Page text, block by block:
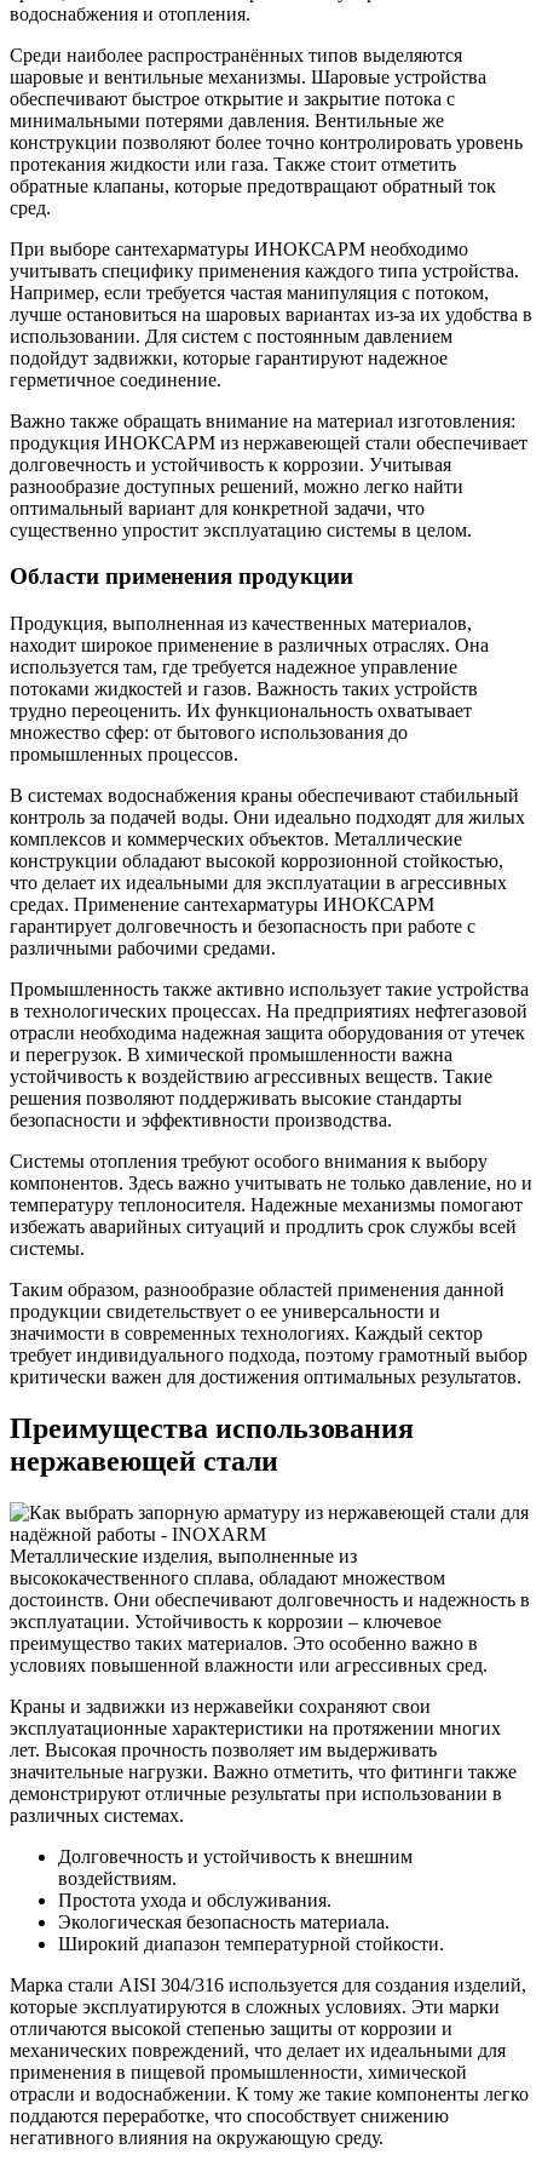
водоснабжения и отопления.
Среди наиболее распространённых типов выделяются
шаровые и вентильные механизмы. Шаровые устройства
обеспечивают быстрое открытие и закрытие потока с
минимальными потерями давления. Вентильные же
конструкции позволяют более точно контролировать уровень
протекания жидкости или газа. Также стоит отметить
обратные клапаны, которые предотвращают обратный ток
сред.
При выборе сантехарматуры ИНОКСАРМ необходимо
учитывать специфику применения каждого типа устройства.
Например, если требуется частая манипуляция с потоком,
лучше остановиться на шаровых вариантах из-за их удобства в
использовании. Для систем с постоянным давлением
подойдут задвижки, которые гарантируют надежное
герметичное соединение.
Важно также обращать внимание на материал изготовления:
продукция ИНОКСАРМ из нержавеющей стали обеспечивает
долговечность и устойчивость к коррозии. Учитывая
разнообразие доступных решений, можно легко найти
оптимальный вариант для конкретной задачи, что
существенно упростит эксплуатацию системы в целом.
Области применения продукции
Продукция, выполненная из качественных материалов,
находит широкое применение в различных отраслях. Она
используется там, где требуется надежное управление
потоками жидкостей и газов. Важность таких устройств
трудно переоценить. Их функциональность охватывает
множество сфер: от бытового использования до
промышленных процессов.
В системах водоснабжения краны обеспечивают стабильный
контроль за подачей воды. Они идеально подходят для жилых
комплексов и коммерческих объектов. Металлические
конструкции обладают высокой коррозионной стойкостью,
что делает их идеальными для эксплуатации в агрессивных
средах. Применение сантехарматуры ИНОКСАРМ
гарантирует долговечность и безопасность при работе с
различными рабочими средами.
Промышленность также активно использует такие устройства
в технологических процессах. На предприятиях нефтегазовой
отрасли необходима надежная защита оборудования от утечек
и перегрузок. В химической промышленности важна
устойчивость к воздействию агрессивных веществ. Такие
решения позволяют поддерживать высокие стандарты
безопасности и эффективности производства.
Системы отопления требуют особого внимания к выбору
компонентов. Здесь важно учитывать не только давление, но и
температуру теплоносителя. Надежные механизмы помогают
избежать аварийных ситуаций и продлить срок службы всей
системы.
Таким образом, разнообразие областей применения данной
продукции свидетельствует о ее универсальности и
значимости в современных технологиях. Каждый сектор
требует индивидуального подхода, поэтому грамотный выбор
критически важен для достижения оптимальных результатов.
Преимущества использования
нержавеющей стали
Металлические изделия, выполненные из
высококачественного сплава, обладают множеством
достоинств. Они обеспечивают долговечность и надежность в
эксплуатации. Устойчивость к коррозии – ключевое
преимущество таких материалов. Это особенно важно в
условиях повышенной влажности или агрессивных сред.
Краны и задвижки из нержавейки сохраняют свои
эксплуатационные характеристики на протяжении многих
лет. Высокая прочность позволяет им выдерживать
значительные нагрузки. Важно отметить, что фитинги также
демонстрируют отличные результаты при использовании в
различных системах.
Долговечность и устойчивость к внешним
воздействиям.
Простота ухода и обслуживания.
Экологическая безопасность материала.
Широкий диапазон температурной стойкости.
Марка стали AISI 304/316 используется для создания изделий,
которые эксплуатируются в сложных условиях. Эти марки
отличаются высокой степенью защиты от коррозии и
механических повреждений, что делает их идеальными для
применения в пищевой промышленности, химической
отрасли и водоснабжении. К тому же такие компоненты легко
поддаются переработке, что способствует снижению
негативного влияния на окружающую среду.